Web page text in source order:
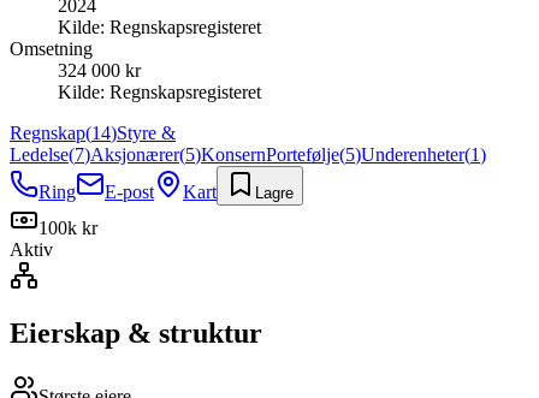
2024
Kilde: Regnskapsregisteret
Omsetning
324 000 kr
Kilde: Regnskapsregisteret
Regnskap(14)Styre &
Ledelse(7)Aksjonærer(5)KonsernPortefølje(5)Underenheter(1)
Ring
E-post Kart Lagre
100k kr
Aktiv
Eierskap & struktur